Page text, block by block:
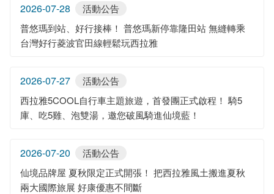
2026-07-28
活動公告
普悠瑪到站、好行接棒！ 普悠瑪新停靠隆田站 無縫轉乘
台灣好行菱波官田線輕鬆玩西拉雅
2026-07-27
活動公告
西拉雅5COOL自行車主題旅遊，首發團正式啟程！ 騎5
庫、吃5雞、泡雙湯，邀您破風騎進仙境藍！
2026-07-20
活動公告
仙境品牌屋 夏秋限定正式開張！ 把西拉雅風土搬進夏秋
兩大國際旅展 好康優惠不間斷